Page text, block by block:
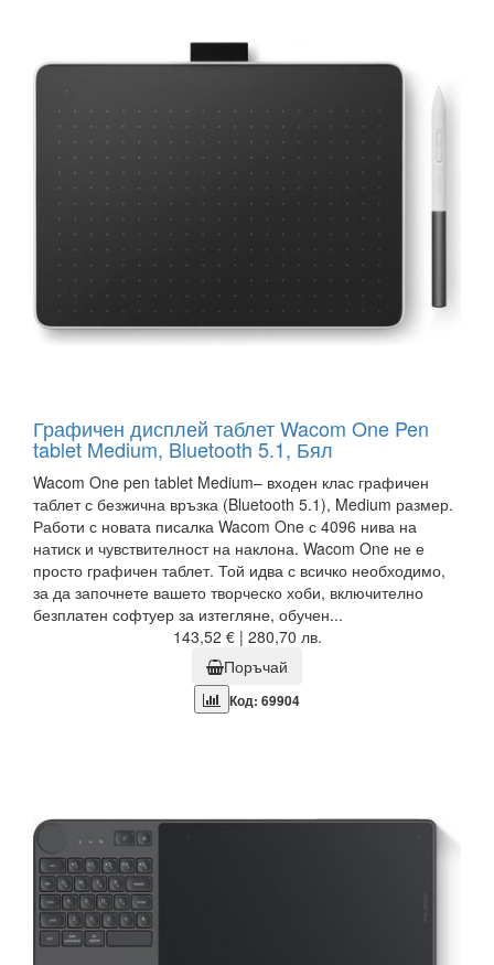
Графичен дисплей таблет Wacom One Pen
tablet Medium, Bluetooth 5.1, Бял
Wacom One pen tablet Medium– входен клас графичен
таблет с безжична връзка (Bluetooth 5.1), Medium размер.
Работи с новата писалка Wacom One с 4096 нива на
натиск и чувствителност на наклона. Wacom One не е
просто графичен таблет. Той идва с всичко необходимо,
за да започнете вашето творческо хоби, включително
безплатен софтуер за изтегляне, обучен...
143,52 € | 280,70 лв.
Поръчай
Код: 69904